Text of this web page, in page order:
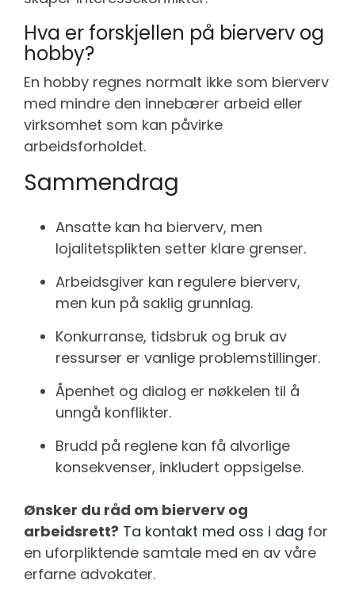
Hva er forskjellen på bierverv og
hobby?
En hobby regnes normalt ikke som bierverv
med mindre den innebærer arbeid eller
virksomhet som kan påvirke
arbeidsforholdet.
Sammendrag
Ansatte kan ha bierverv, men
lojalitetsplikten setter klare grenser.
Arbeidsgiver kan regulere bierverv,
men kun på saklig grunnlag.
Konkurranse, tidsbruk og bruk av
ressurser er vanlige problemstillinger.
Åpenhet og dialog er nøkkelen til å
unngå konflikter.
Brudd på reglene kan få alvorlige
konsekvenser, inkludert oppsigelse.
Ønsker du råd om bierverv og
arbeidsrett? Ta kontakt med oss i dag for
en uforpliktende samtale med en av våre
erfarne advokater.